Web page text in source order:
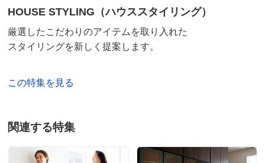
価格 ¥61,490税込 ¥55,900 税抜
送料・送料種
別
基本配送料：¥880
※お届け先が同じであれば複数個ご購入いただいても¥880です。
商品番号 900-H948-08
税込 ¥63,900 税抜
HOUSE STYLING（ハウススタイリング）
厳選したこだわりのアイテムを取り入れた
スタイリングを新しく提案します。
この特集を見る
関連する特集